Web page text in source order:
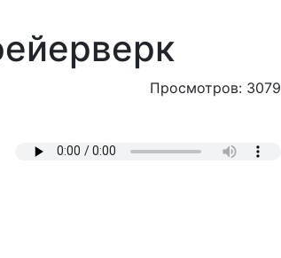
Просмотров: 3079